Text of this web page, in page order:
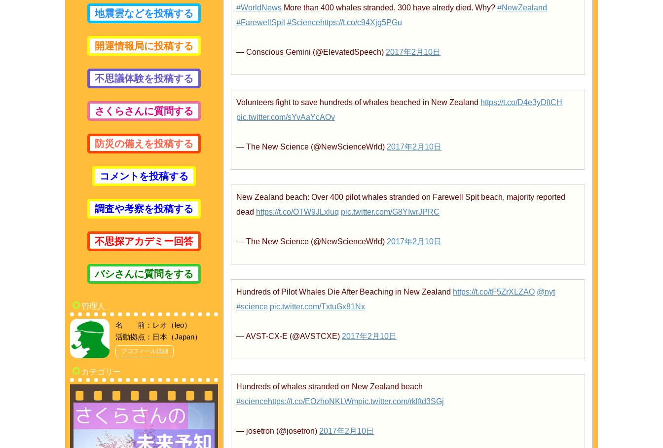
#WorldNews More than 400 whales stranded. 300 have alredy died. Why? #NewZealand
#FarewellSpit #Sciencehttps://t.co/c94Xjg5PGu
— Conscious Gemini (@ElevatedSpeech) 2017年2月10日
Volunteers fight to save hundreds of whales beached in New Zealand https://t.co/D4e3yDftCH
pic.twitter.com/sYvAaYcAOv
— The New Science (@NewScienceWrld) 2017年2月10日
New Zealand beach: Over 400 pilot whales stranded on Farewell Spit beach, majority reported
dead https://t.co/OTW9JLxluq pic.twitter.com/G8YIwrJPRC
— The New Science (@NewScienceWrld) 2017年2月10日
Hundreds of Pilot Whales Die After Beaching in New Zealand https://t.co/tF5ZrXLZAO @nyt
#science pic.twitter.com/TxtuGx81Nx
— AVST-CX-E (@AVSTCXE) 2017年2月10日
Hundreds of whales stranded on New Zealand beach
#sciencehttps://t.co/EOzhoNKLWmpic.twitter.com/rklftd3SGj
— josetron (@josetron) 2017年2月10日
地震雲などを投稿する
開運情報局に投稿する
不思議体験を投稿する
さくらさんに質問する
防災の備えを投稿する
コメントを投稿する
調査や考察を投稿する
不思探アカデミー回答
バシさんに質問をする
管理人
名 前：レオ（leo）
活動拠点：日本（Japan）
プロフィール詳細
カテゴリー